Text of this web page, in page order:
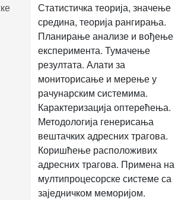
Статистичка теорија, значење
средина, теорија рангирања.
Планирање анализе и вођење
експеримента. Тумачење
резултата. Алати за
мониторисање и мерење у
рачунарским системима.
Карактеризација оптерећења.
Методологија генерисања
вештачких адресних трагова.
Коришћење расположивих
адресних трагова. Примена на
мултипроцесорске системе са
заједничком меморијом.